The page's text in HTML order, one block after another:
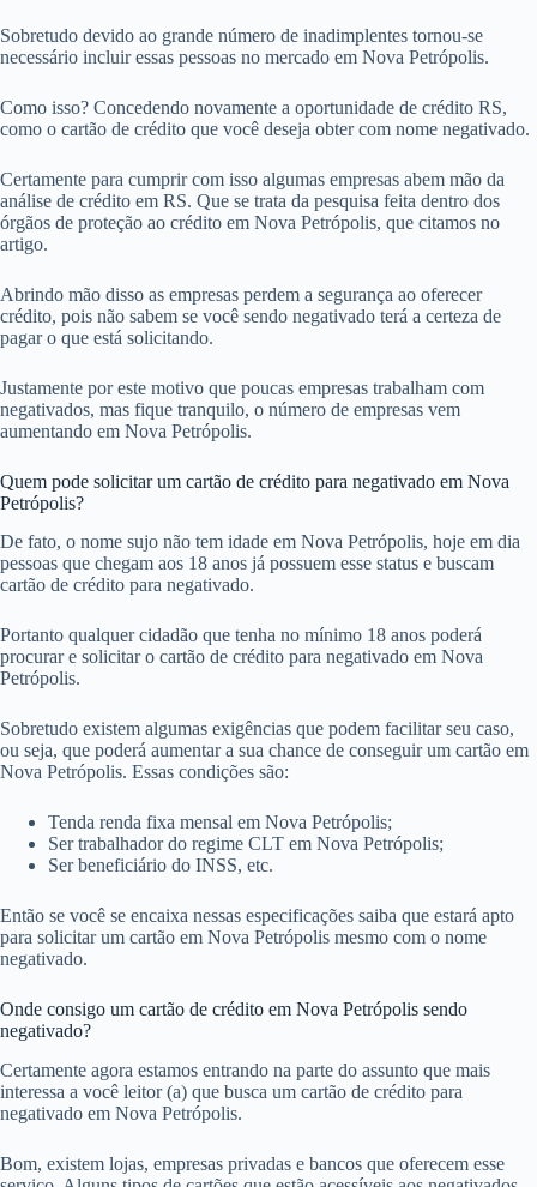
Sobretudo devido ao grande número de inadimplentes tornou-se
necessário incluir essas pessoas no mercado em Nova Petrópolis.
Como isso? Concedendo novamente a oportunidade de crédito RS,
como o cartão de crédito que você deseja obter com nome negativado.
Certamente para cumprir com isso algumas empresas abem mão da
análise de crédito em RS. Que se trata da pesquisa feita dentro dos
órgãos de proteção ao crédito em Nova Petrópolis, que citamos no
artigo.
Abrindo mão disso as empresas perdem a segurança ao oferecer
crédito, pois não sabem se você sendo negativado terá a certeza de
pagar o que está solicitando.
Justamente por este motivo que poucas empresas trabalham com
negativados, mas fique tranquilo, o número de empresas vem
aumentando em Nova Petrópolis.
Quem pode solicitar um cartão de crédito para negativado em Nova
Petrópolis?
De fato, o nome sujo não tem idade em Nova Petrópolis, hoje em dia
pessoas que chegam aos 18 anos já possuem esse status e buscam
cartão de crédito para negativado.
Portanto qualquer cidadão que tenha no mínimo 18 anos poderá
procurar e solicitar o cartão de crédito para negativado em Nova
Petrópolis.
Sobretudo existem algumas exigências que podem facilitar seu caso,
ou seja, que poderá aumentar a sua chance de conseguir um cartão em
Nova Petrópolis. Essas condições são:
Tenda renda fixa mensal em Nova Petrópolis;
Ser trabalhador do regime CLT em Nova Petrópolis;
Ser beneficiário do INSS, etc.
Então se você se encaixa nessas especificações saiba que estará apto
para solicitar um cartão em Nova Petrópolis mesmo com o nome
negativado.
Onde consigo um cartão de crédito em Nova Petrópolis sendo
negativado?
Certamente agora estamos entrando na parte do assunto que mais
interessa a você leitor (a) que busca um cartão de crédito para
negativado em Nova Petrópolis.
Bom, existem lojas, empresas privadas e bancos que oferecem esse